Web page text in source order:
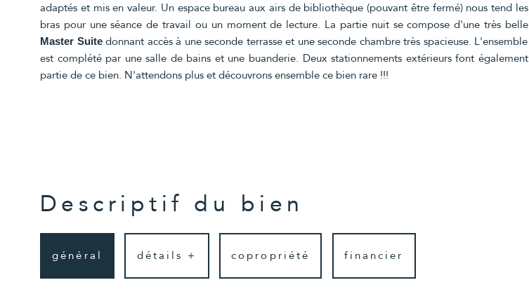
adaptés et mis en valeur. Un espace bureau aux airs de bibliothèque (pouvant être fermé) nous tend les
bras pour une séance de travail ou un moment de lecture. La partie nuit se compose d'une très belle
Master Suitedonnant accès à une seconde terrasse et une seconde chambre très spacieuse. L'ensemble
est complété par une salle de bains et une buanderie. Deux stationnements extérieurs font également
partie de ce bien. N'attendons plus et découvrons ensemble ce bien rare !!!
Descriptif du bien
général détails + copropriété financier